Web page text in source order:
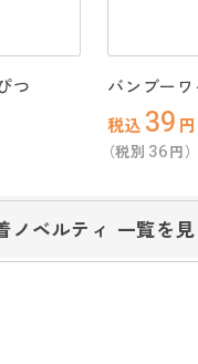
つ
バンブー
税込 39 円
（税別 36円
ノベルティ 一覧を